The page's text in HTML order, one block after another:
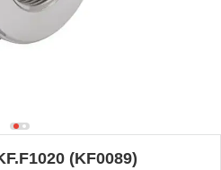
(KF0089)